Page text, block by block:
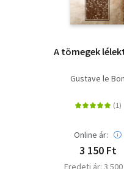
A tömegek
Gustave le Bon
Online ár:
3 150 Ft
Eredeti ár: 3